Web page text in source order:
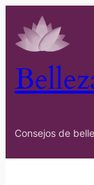
Consejos de